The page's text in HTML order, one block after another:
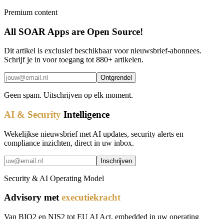
Premium content
All SOAR Apps are Open Source!
Dit artikel is exclusief beschikbaar voor nieuwsbrief-abonnees.
Schrijf je in voor toegang tot 880+ artikelen.
Ontgrendel
Geen spam. Uitschrijven op elk moment.
AI & Security Intelligence
Wekelijkse nieuwsbrief met AI updates, security alerts en
compliance inzichten, direct in uw inbox.
Inschrijven
Security & AI Operating Model
Advisory metexecutiekracht
Van BIO2 en NIS2 tot EU AI Act, embedded in uw operating